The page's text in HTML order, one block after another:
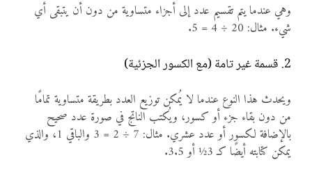
وهي عندما يتم تقسيم عدد إلى أجزاء متساوية من دون أن يتبقى أي
شيء. مثال: 20 ÷ 4 = 5.
2. قسمة غير تامة (مع الكسور الجزئية)
ويحدث هذا النوع عندما لا يُمكن توزيع العدد بطريقة متساوية تمامًا
من دون بقاء جزء أو كسور، ويُكتب الناتج في صورة عدد صحيح
بالإضافة لكسور أو عدد عشري. مثال: 7 ÷ 2 = 3 والباقي 1، والذي
يمكن كتابته أيضًا كـ 3½ أو 3.5.